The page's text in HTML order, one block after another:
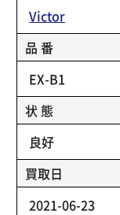
Victor
品 番
EX-B1
状 態
良好
買取日
2021-06-23